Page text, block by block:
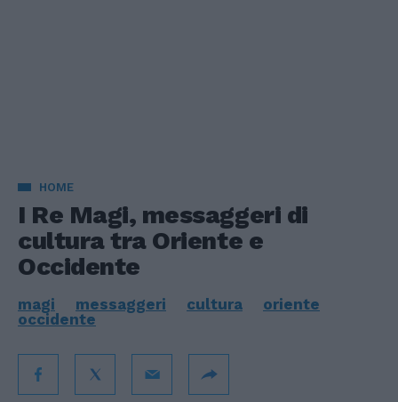
HOME
I Re Magi, messaggeri di
cultura tra Oriente e
Occidente
magi messaggeri cultura
oriente
occidente